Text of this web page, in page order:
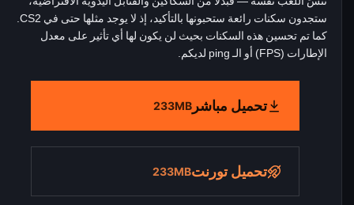
كما تم تحسين هذه السكنات بحيث لن يكون لها أي تأثير على معدل
الإطارات (FPS) أو الـ ping لديكم.
تحميل مباشر 233MB
تحميل تورنت233MB